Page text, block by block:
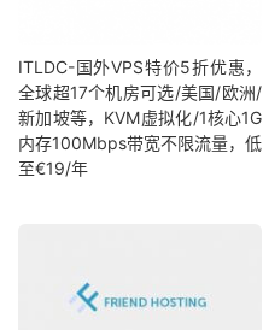
ITLDC-国外VPS特价5折优惠，
全球超17个机房可选/美国/欧洲/
新加坡等，KVM虚拟化/1核心1G
内存100Mbps带宽不限流量，低
至€19/年